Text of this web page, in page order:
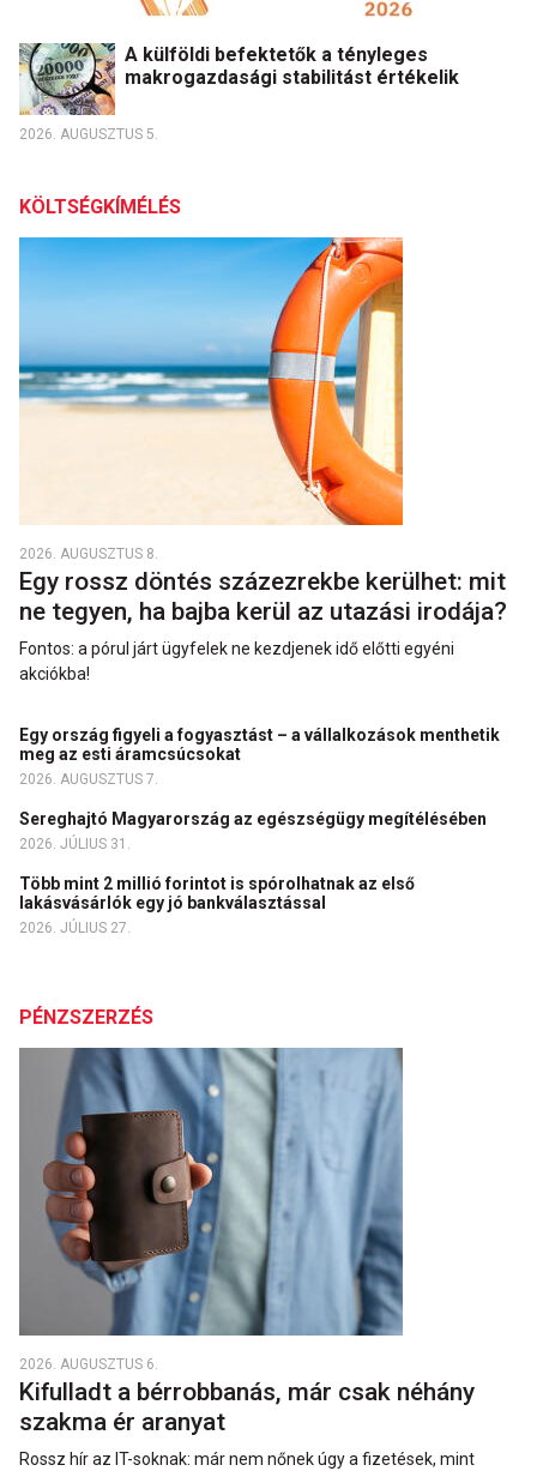
A külföldi befektetők a tényleges
makrogazdasági stabilitást értékelik
2026. AUGUSZTUS 5.
KÖLTSÉGKÍMÉLÉS
2026. AUGUSZTUS 8.
Egy rossz döntés százezrekbe kerülhet: mit
ne tegyen, ha bajba kerül az utazási irodája?
Fontos: a pórul járt ügyfelek ne kezdjenek idő előtti egyéni
akciókba!
Egy ország figyeli a fogyasztást – a vállalkozások menthetik
meg az esti áramcsúcsokat
2026. AUGUSZTUS 7.
Sereghajtó Magyarország az egészségügy megítélésében
2026. JÚLIUS 31.
Több mint 2 millió forintot is spórolhatnak az első
lakásvásárlók egy jó bankválasztással
2026. JÚLIUS 27.
PÉNZSZERZÉS
2026. AUGUSZTUS 6.
Kifulladt a bérrobbanás, már csak néhány
szakma ér aranyat
Rossz hír az IT-soknak: már nem nőnek úgy a fizetések, mint